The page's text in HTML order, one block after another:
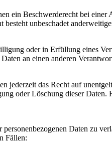
ein Beschwerderecht bei
besteht unbeschadet
oder in Erfüllung eines
an einen anderen
jederzeit das Recht auf
oder Löschung dieser
Daten zu
Fällen: